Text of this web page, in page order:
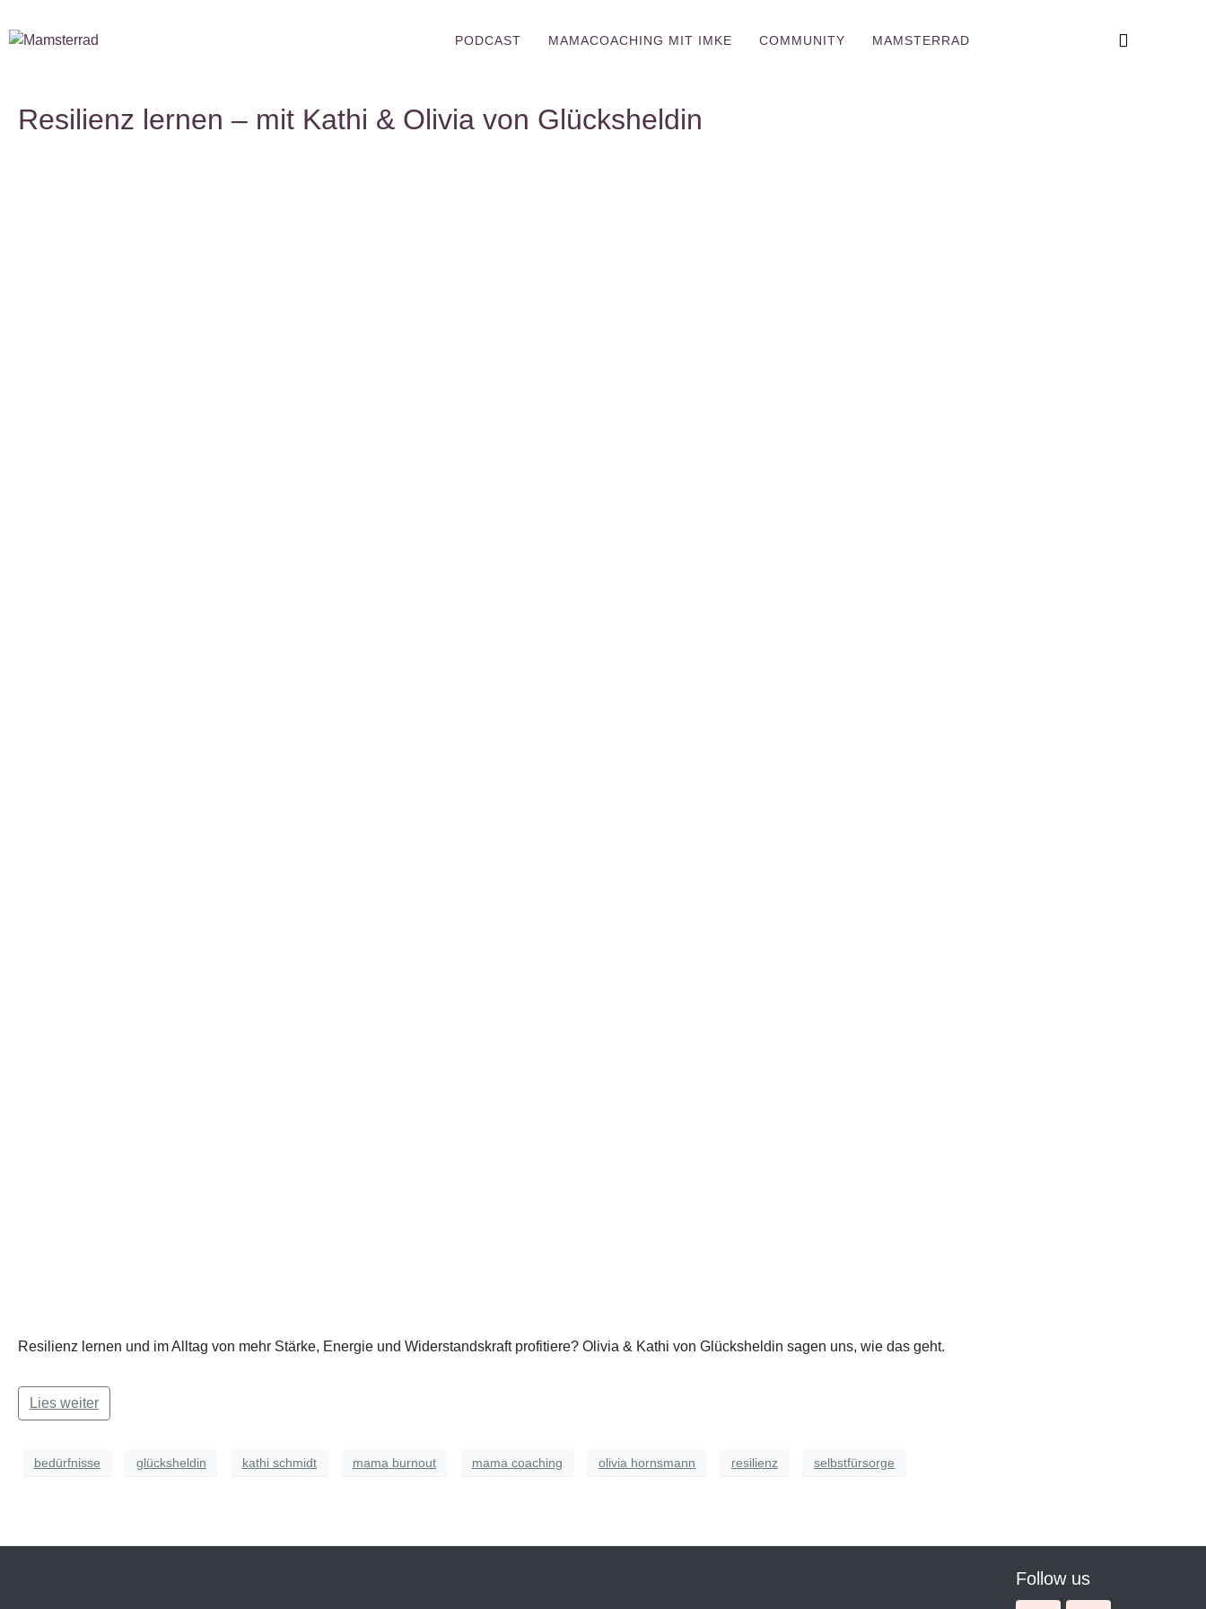
PODCAST MAMACOACHING MIT IMKE COMMUNITY MAMSTERRAD
Resilienz lernen – mit Kathi & Olivia von Glücksheldin
Resilienz lernen und im Alltag von mehr Stärke, Energie und Widerstandskraft profitiere? Olivia & Kathi von Glücksheldin sagen uns, wie das geht.
Lies weiter
bedürfnisse glücksheldin kathi schmidt mama burnout mama coaching olivia hornsmann resilienz selbstfürsorge
Follow us